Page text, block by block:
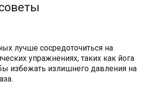
лучше сосредоточиться на
упражнениях, таких как йога
избежать излишнего давления на